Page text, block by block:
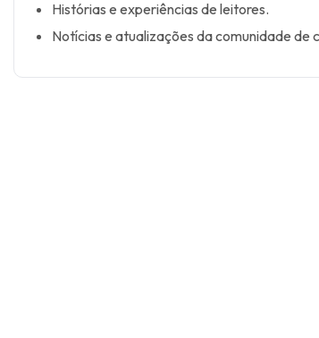
Histórias e experiências de leitores.
Notícias e atualizações da comunidade de